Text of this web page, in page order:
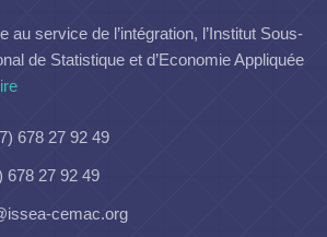
au service de l’intégration, l’Institut Sous-
de Statistique et d’Economie Appliquée
678 27 92 49
678 27 92 49
cemac.org